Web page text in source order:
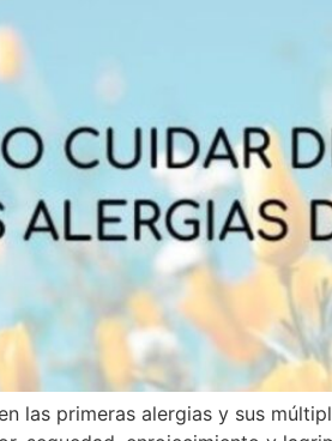
las primeras alergias y sus